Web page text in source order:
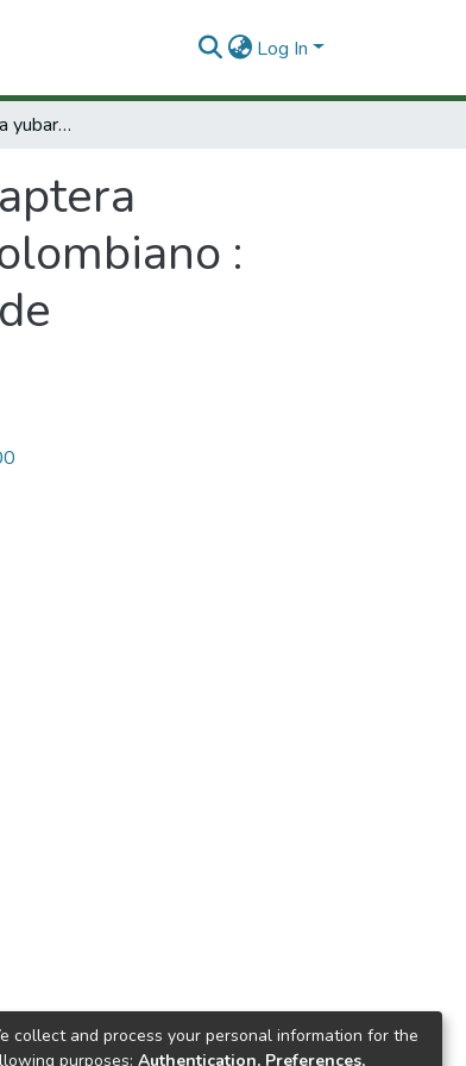
Log In
Estudio de la ballena yubarta Megaptera novaeangliae (Borowski,1781), en el Pacifico colombiano : aspectos poblacionales, de estructura social y de conservación
:
collect and process your personal information for the
purposes: Authentication, Preferences,